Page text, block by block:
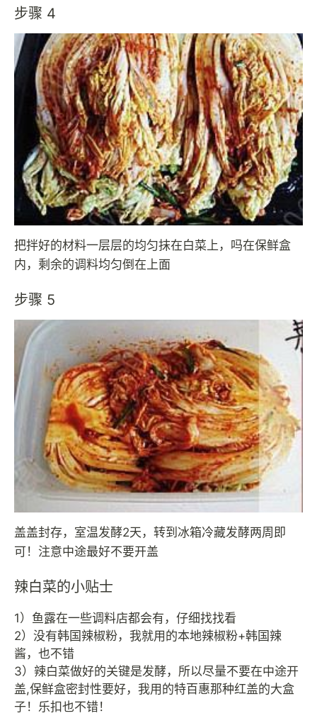
步骤 4
把拌好的材料一层层的均匀抹在白菜上，吗在保鲜盒
内，剩余的调料均匀倒在上面
步骤 5
盖盖封存，室温发酵2天，转到冰箱冷藏发酵两周即
可！注意中途最好不要开盖
辣白菜的小贴士
1）鱼露在一些调料店都会有，仔细找找看
2）没有韩国辣椒粉，我就用的本地辣椒粉+韩国辣
酱，也不错
3）辣白菜做好的关键是发酵，所以尽量不要在中途开
盖,保鲜盒密封性要好，我用的特百惠那种红盖的大盒
子！乐扣也不错！